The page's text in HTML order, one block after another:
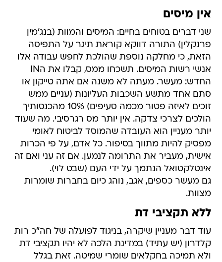
אין מיסים
שני דברים בטוחים בחיים: המיסים והמוות (בנג'מין
פרנקלין) התורה דווקא קוראת תיגר על התפיסה
הזאת, כי מחלקה נוספת שהולכת לחפש עבודה אלו
אנשי רשות המיסים. תשכחו ממס, קבלו את הIN
החדש: מעשר. מעתה לא משנה אם אתה טייקון או
סתם אחד מתשע השכבות העליונות (עניים ממש
זוכים לאיזה פטור מכמה סעיפים) 10% מהכנסותיך
הולכים לצרכי צדקה. אין יותר מס רגרסיבי. מה שעוד
יותר מעניין הוא העובדה שהמוסד לביטוח לאומי
מפסיק להיות מתווך בסיפור. כל אדם, על פי הכרות
אישית, מעביר את התרומה לנמען. אם זה עני ואם זה
אינטלקטואל הנתמך על ידי העם (שבט לוי).
גם מעשר כספים, אגב, נוהג כיום בחברות שומרות
מצוות.
ללא תקציבי דת
עוד דבר מעניין שיקרה, בניגוד לפועלה של חה"כ רות
קלדרון (יש עתיד) במדינת הלכה לא יהיו תקציבי דת
ולא תמיכה בחקלאים שומרי שמיטה. זאת בגלל